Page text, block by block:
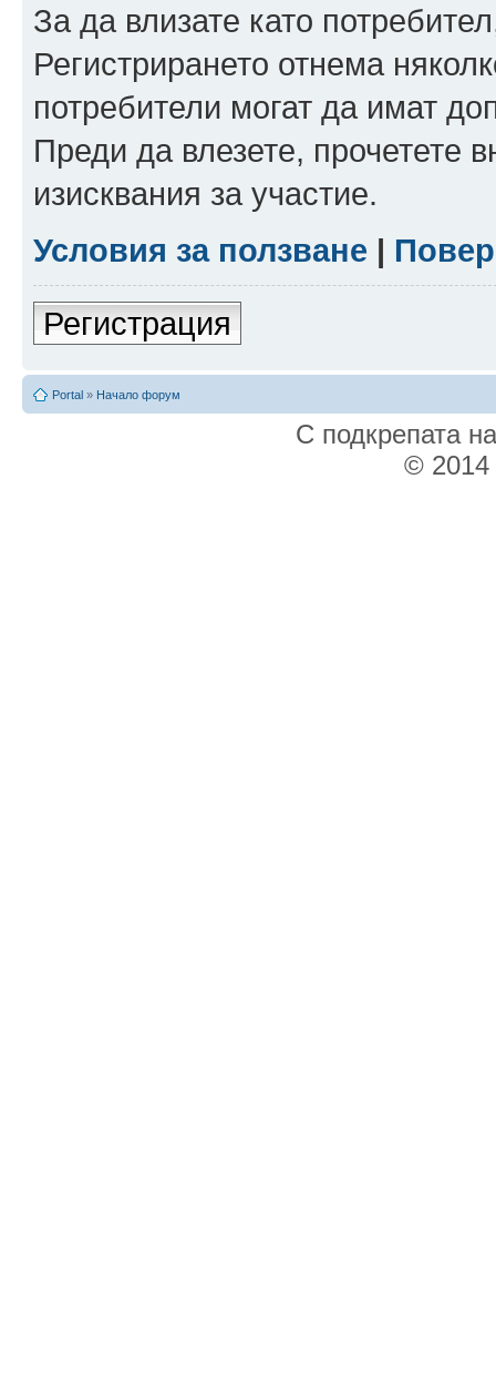
За да влизате като
Регистрирането отнема
потребители могат да имат
Преди да влезете, прочетете
изисквания за участие.
Условия за ползване |
Регистрация
Portal » Начало форум
С подкрепата
© 2014